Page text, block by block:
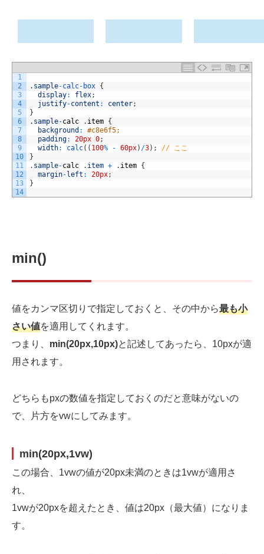
1
2
3
4
5
6
7
8
9
10
11
12
13
14
. sample-calc- box {
display: flex;
justify-content : center;
}
. sample-calc . item {
background :
#c8e6f5;
padding: 20px 0;
width: calc( ( 100% - 60px) /3) ;
// ここ
}
. sample-calc . item + . item {
margin-left : 20px;
}
min()
値をカンマ区切りで指定しておくと、その中から最も小
さい値を適用してくれます。
つまり、 min(20px,10px)と記述してあったら、10pxが適
用されます。
どちらもpxの数値を指定しておくのだと意味がないの
で、片方をvwにしてみます。
min(20px,1vw)
この場合、1vwの値が20px未満のときは1vwが適用さ
れ、
1vwが20pxを超えたとき、値は20px（最大値）になりま
す。